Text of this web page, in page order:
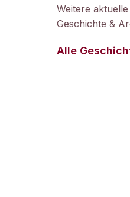
Weitere
Geschichte &
Alle